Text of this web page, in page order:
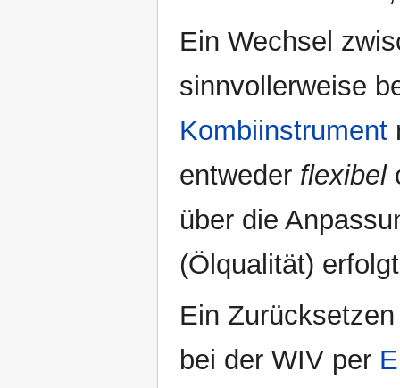
Ein Wechsel
sinnvollerweise
Kombiinstrument
entweder flexibel
über die
(Ölqualität)
Ein
bei der WIV per